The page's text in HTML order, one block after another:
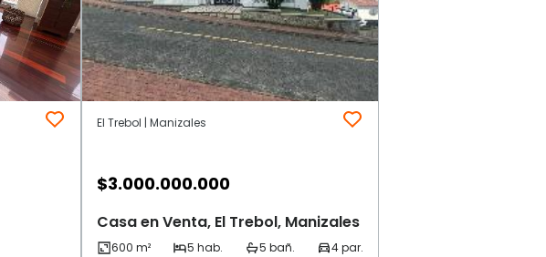
El Trebol | Manizales
$3.000.000.000
Casa en Venta, El Trebol, Manizales